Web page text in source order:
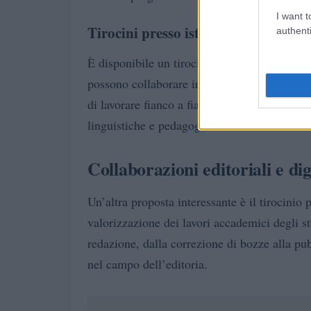
I want
Tirocini presso istituzioni
È disponibile un tirocinio presso il
possono collaborare in progetti di
di lavorare fianco a fianco con studenti
linguistiche e pedagogiche.
Collaborazioni editoriali e
Un’altra proposta interessante è il tirocinio
valorizzazione dei lavori accademici degli
redazione, dalla correzione di bozze alla
nel campo dell’editoria.